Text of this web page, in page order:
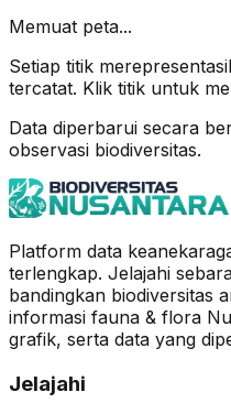
Memuat peta...
Setiap titik
tercatat. Klik titik untuk
Data diperbarui secara
observasi biodiversitas.
Platform data
terlengkap. Jelajahi
bandingkan biodiversitas
informasi fauna & flora
grafik, serta data yang
Jelajahi